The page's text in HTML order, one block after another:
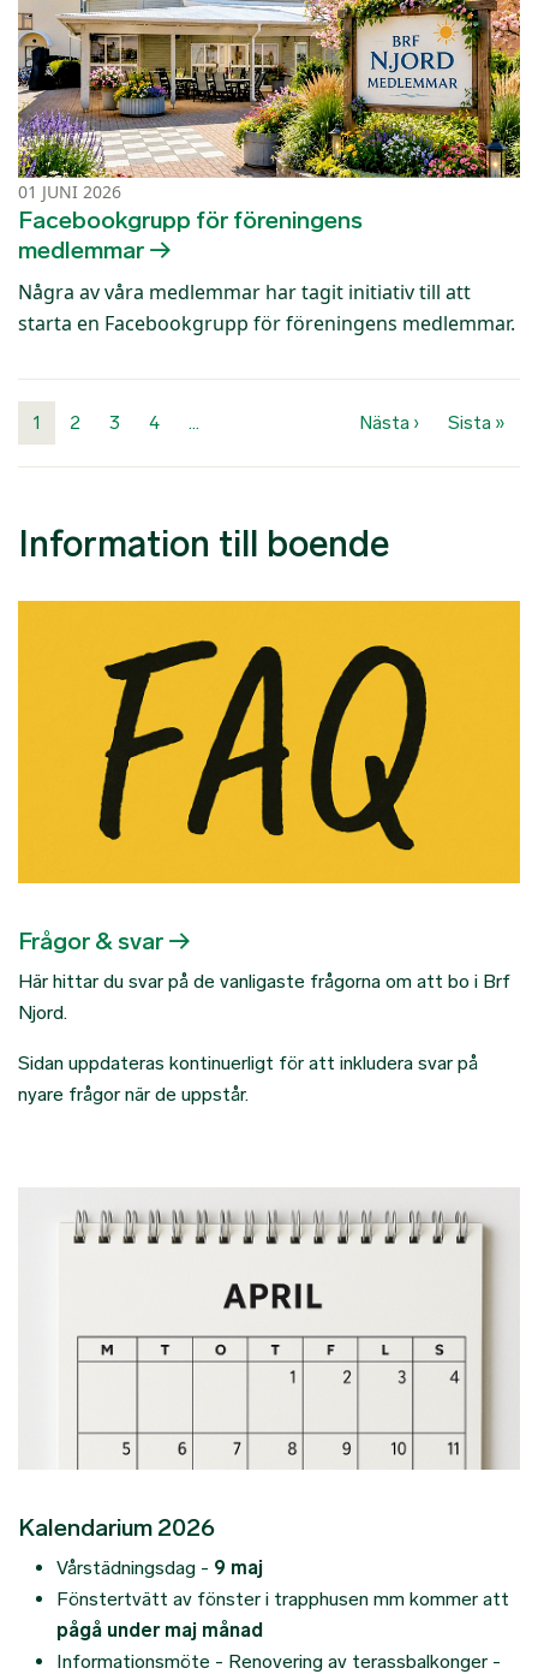
01 JUNI 2026
Facebookgrupp för föreningens
medlemmar
Några av våra medlemmar har tagit initiativ till att
starta en Facebookgrupp för föreningens medlemmar.
Paginering
1 2 3 4 … Nästa ›Nästa sida
Sista »
Information till boende
Frågor & svar
Här hittar du svar på de vanligaste frågorna om att bo i Brf
Njord.
Sidan uppdateras kontinuerligt för att inkludera svar på
nyare frågor när de uppstår.
Kalendarium 2026
Vårstädningsdag - 9 maj
Fönstertvätt av fönster i trapphusen mm kommer att
pågå under maj månad
Informationsmöte - Renovering av terassbalkonger -